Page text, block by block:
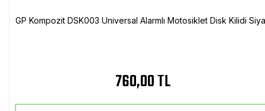
GP Kompozit DSK003 Universal Alarmlı Motosiklet Disk Kilidi
760,00 TL